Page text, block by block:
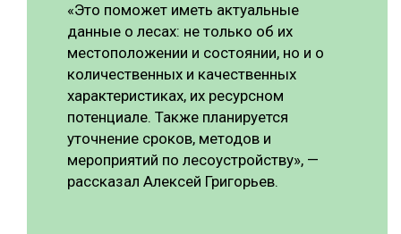
«Это поможет иметь актуальные
данные о лесах: не только об их
местоположении и состоянии, но и о
количественных и качественных
характеристиках, их ресурсном
потенциале. Также планируется
уточнение сроков, методов и
мероприятий по лесоустройству», —
рассказал Алексей Григорьев.